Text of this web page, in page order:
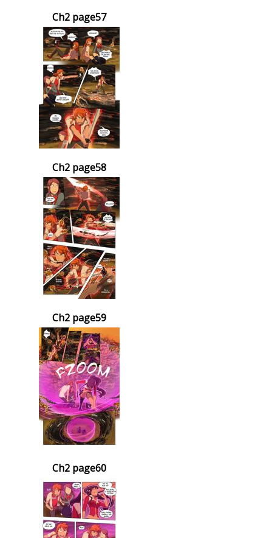
Ch2 page57
Ch2 page58
Ch2 page59
Ch2 page60